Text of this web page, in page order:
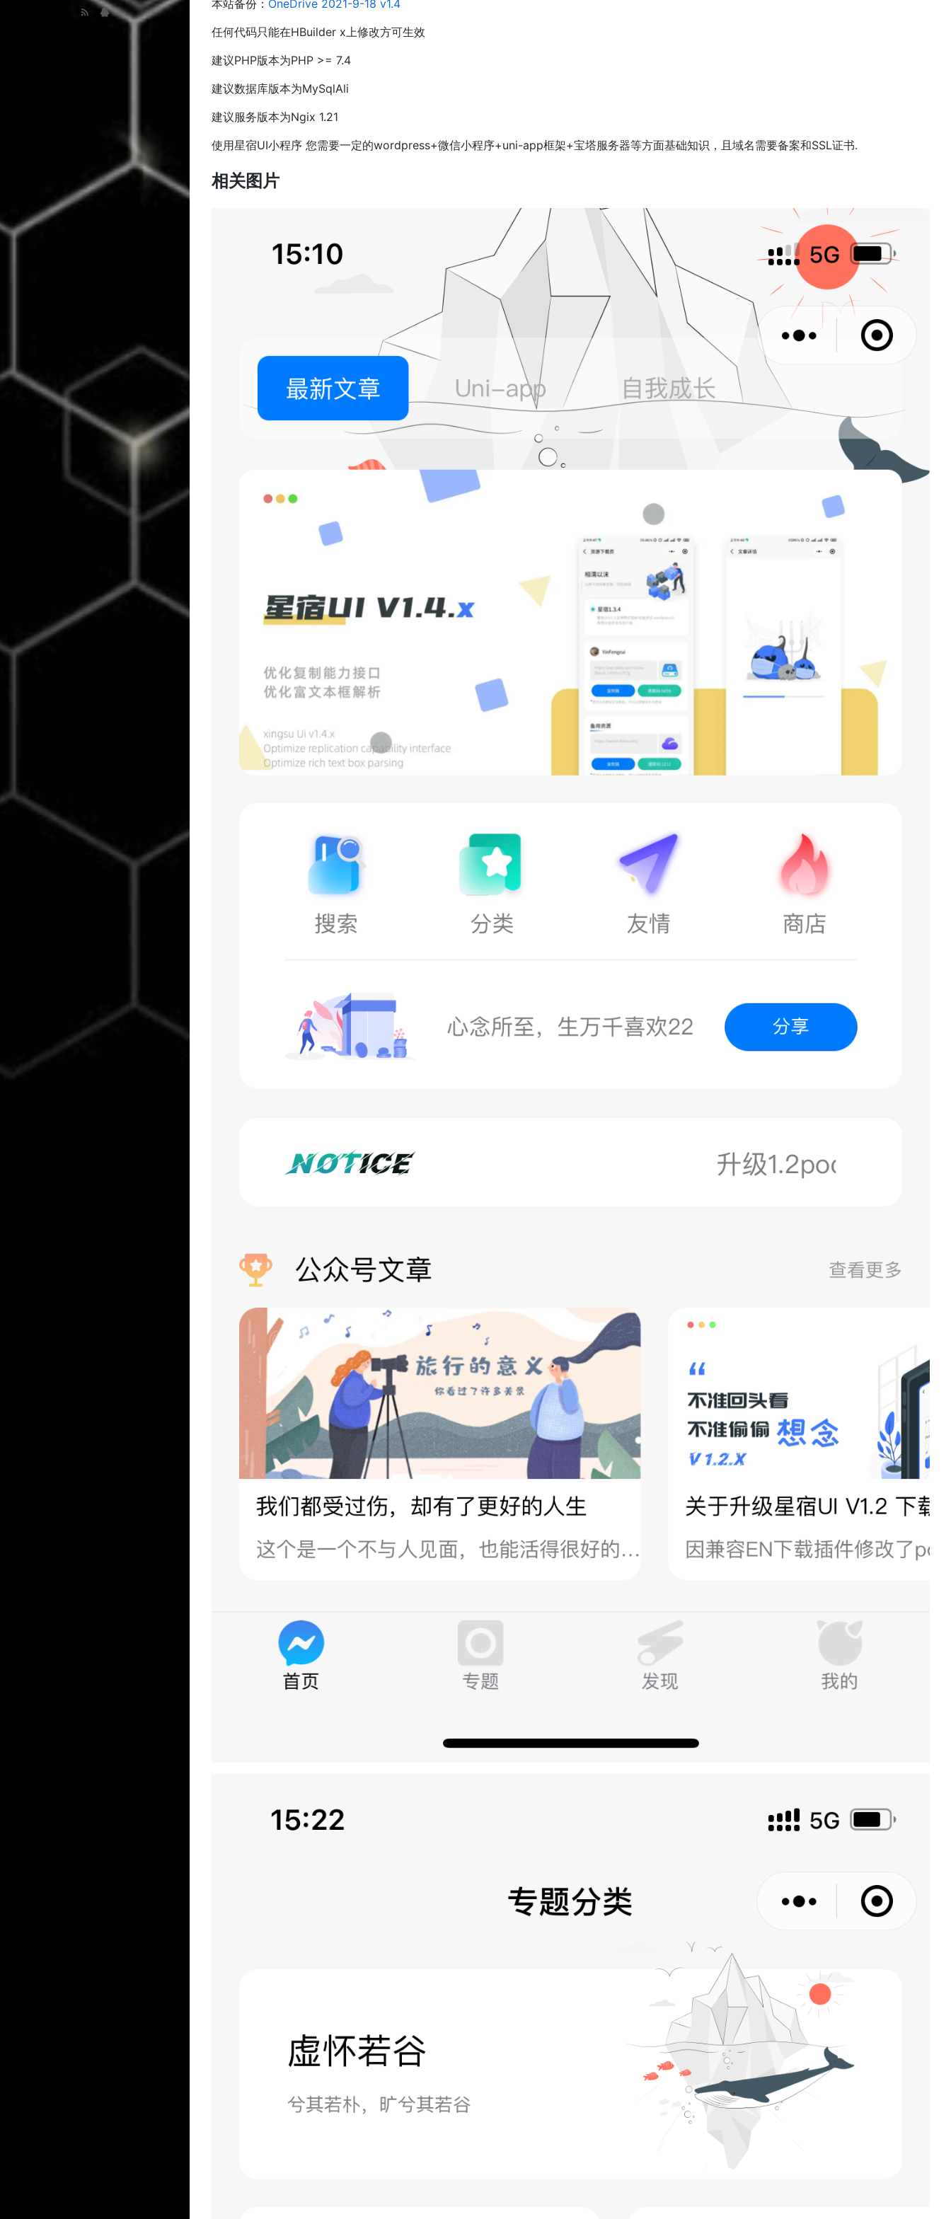
本站备份： OneDrive 2021-9-18 v1.4
任何代码只能在HBuilder x上修改方可生效
建议PHP版本为PHP >= 7.4
建议数据库版本为MySqlAli
建议服务版本为Ngix 1.21
使用星宿UI小程序 您需要一定的wordpress+微信小程序+uni-app框架+宝塔服务器等方面基础知识，且域名需要备案和SSL证书.
相关图片